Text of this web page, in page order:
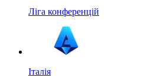
Ліга конференцій
Італія